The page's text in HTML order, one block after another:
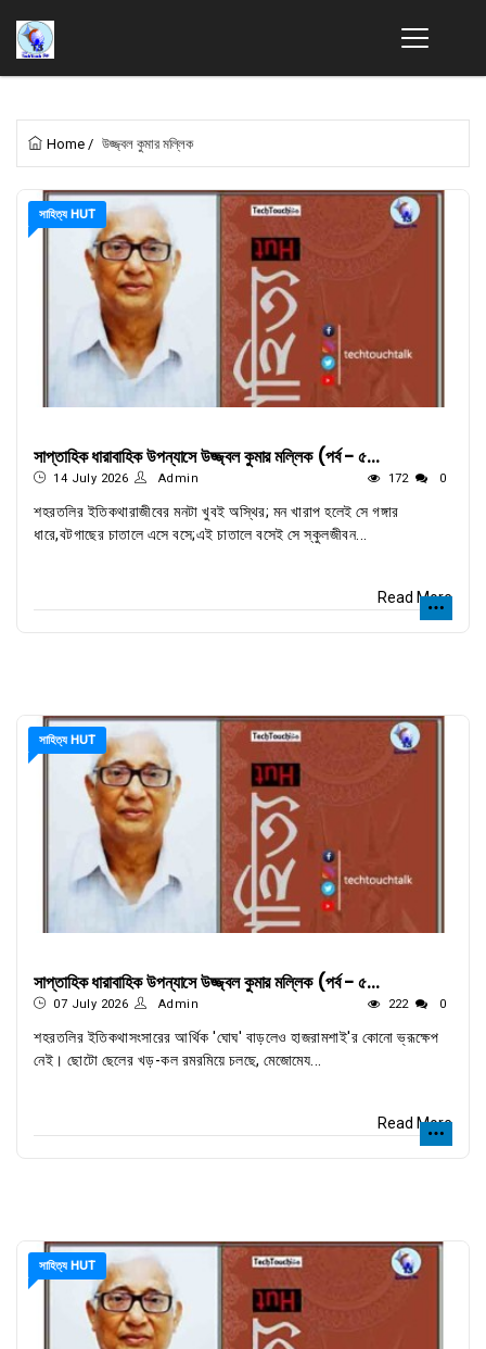
Home / উজ্জ্বল কুমার মল্লিক
সাহিত্য HUT
সাপ্তাহিক ধারাবাহিক উপন্যাসে উজ্জ্বল কুমার মল্লিক (পর্ব - ৫...
14 July 2026 Admin 172 0
শহরতলির ইতিকথারাজীবের মনটা খুবই অস্থির; মন খারাপ হলেই সে গঙ্গার
ধারে,বটগাছের চাতালে এসে বসে;এই চাতালে বসেই সে স্কুলজীবন...
Read More
সাহিত্য HUT
সাপ্তাহিক ধারাবাহিক উপন্যাসে উজ্জ্বল কুমার মল্লিক (পর্ব - ৫...
07 July 2026 Admin 222 0
শহরতলির ইতিকথাসংসারের আর্থিক 'ঘোঘ' বাড়লেও হাজরামশাই'র কোনো ভ্রূক্ষেপ
নেই। ছোটো ছেলের খড়-কল রমরমিয়ে চলছে, মেজোমেয...
Read More
সাহিত্য HUT